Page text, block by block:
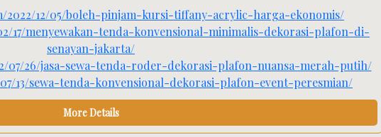
2022/12/05/boleh-pinjam-kursi-tiffany-acrylic-harga-ekonomis/
17/menyewakan-tenda-konvensional-minimalis-dekorasi-plafon-di-
senayan-jakarta/
07/26/jasa-sewa-tenda-roder-dekorasi-plafon-nuansa-merah-putih/
13/sewa-tenda-konvensional-dekorasi-plafon-event-peresmian/
More Details